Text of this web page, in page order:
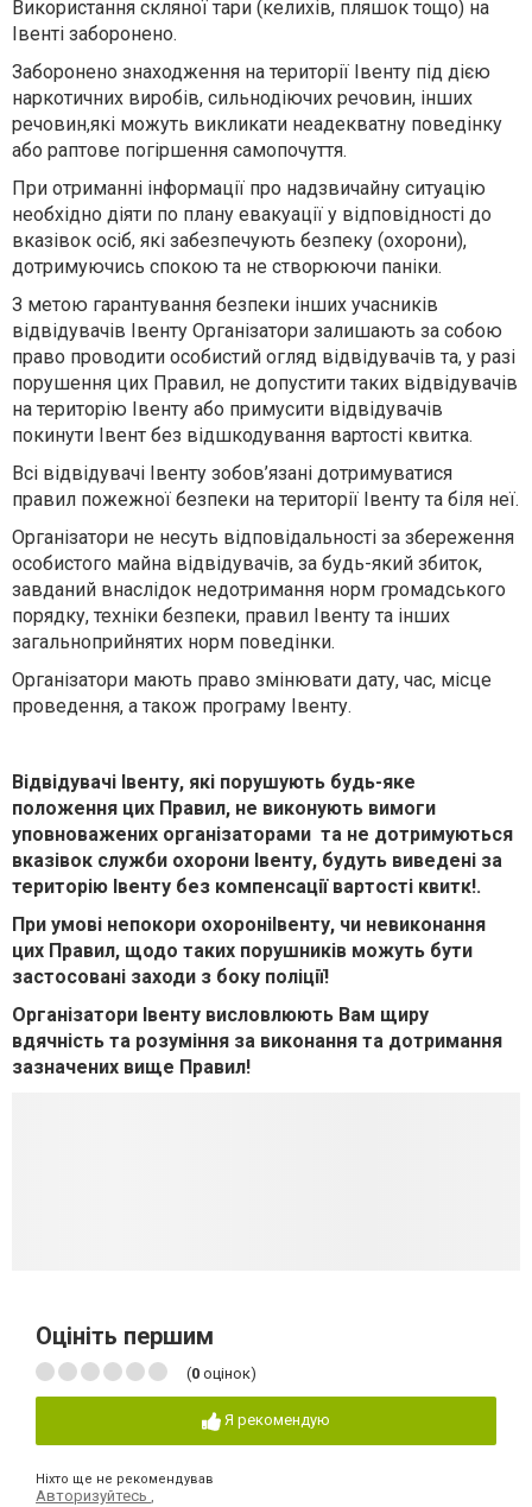
Використання скляної тари (келихів, пляшок тощо) на
Івенті заборонено.
Заборонено знаходження на території Івенту під дією
наркотичних виробів, сильнодіючих речовин, інших
речовин,які можуть викликати неадекватну поведінку
або раптове погіршення самопочуття.
При отриманні інформації про надзвичайну ситуацію
необхідно діяти по плану евакуації у відповідності до
вказівок осіб, які забезпечують безпеку (охорони),
дотримуючись спокою та не створюючи паніки.
З метою гарантування безпеки інших учасників
відвідувачів Івенту Організатори залишають за собою
право проводити особистий огляд відвідувачів та, у разі
порушення цих Правил, не допустити таких відвідувачів
на територію Івенту або примусити відвідувачів
покинути Івент без відшкодування вартості квитка.
Всі відвідувачі Івенту зобов’язані дотримуватися
правил пожежної безпеки на території Івенту та біля неї.
Організатори не несуть відповідальності за збереження
особистого майна відвідувачів, за будь-який збиток,
завданий внаслідок недотримання норм громадського
порядку, техніки безпеки, правил Івенту та інших
загальноприйнятих норм поведінки.
Організатори мають право змінювати дату, час, місце
проведення, а також програму Івенту.
Відвідувачі Івенту, які порушують будь-яке
положення цих Правил, не виконують вимоги
уповноважених організаторами та не дотримуються
вказівок служби охорони Івенту, будуть виведені за
територію Івенту без компенсаціївартості квитк!.
При умові непокори охороніІвенту, чи невиконання
цих Правил, щодо таких порушників можуть бути
застосовані заходи з боку поліції!
Організатори Івенту висловлюють Вам щиру
вдячність та розуміння за виконання та дотримання
зазначених вище Правил!
Оцініть першим
(0 оцінок)
Я рекомендую
Ніхто ще не рекомендував
Авторизуйтесь